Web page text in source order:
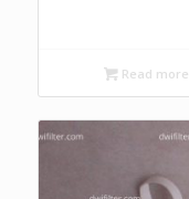
Read more